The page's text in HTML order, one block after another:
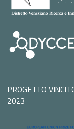
PROGETTO
2023